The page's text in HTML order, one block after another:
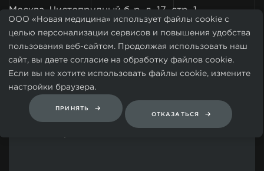
Москва, Чистопрудный б-р, д. 17, стр. 1
ООО «Новая медицина» использует файлы cookie с
целью персонализации сервисов и повышения удобства
пользования веб-сайтом. Продолжая использовать наш
сайт, вы даете согласие на обработку файлов cookie.
Если вы не хотите использовать файлы cookie, измените
настройки браузера.
ПРИНЯТЬ
ОТКАЗАТЬСЯ